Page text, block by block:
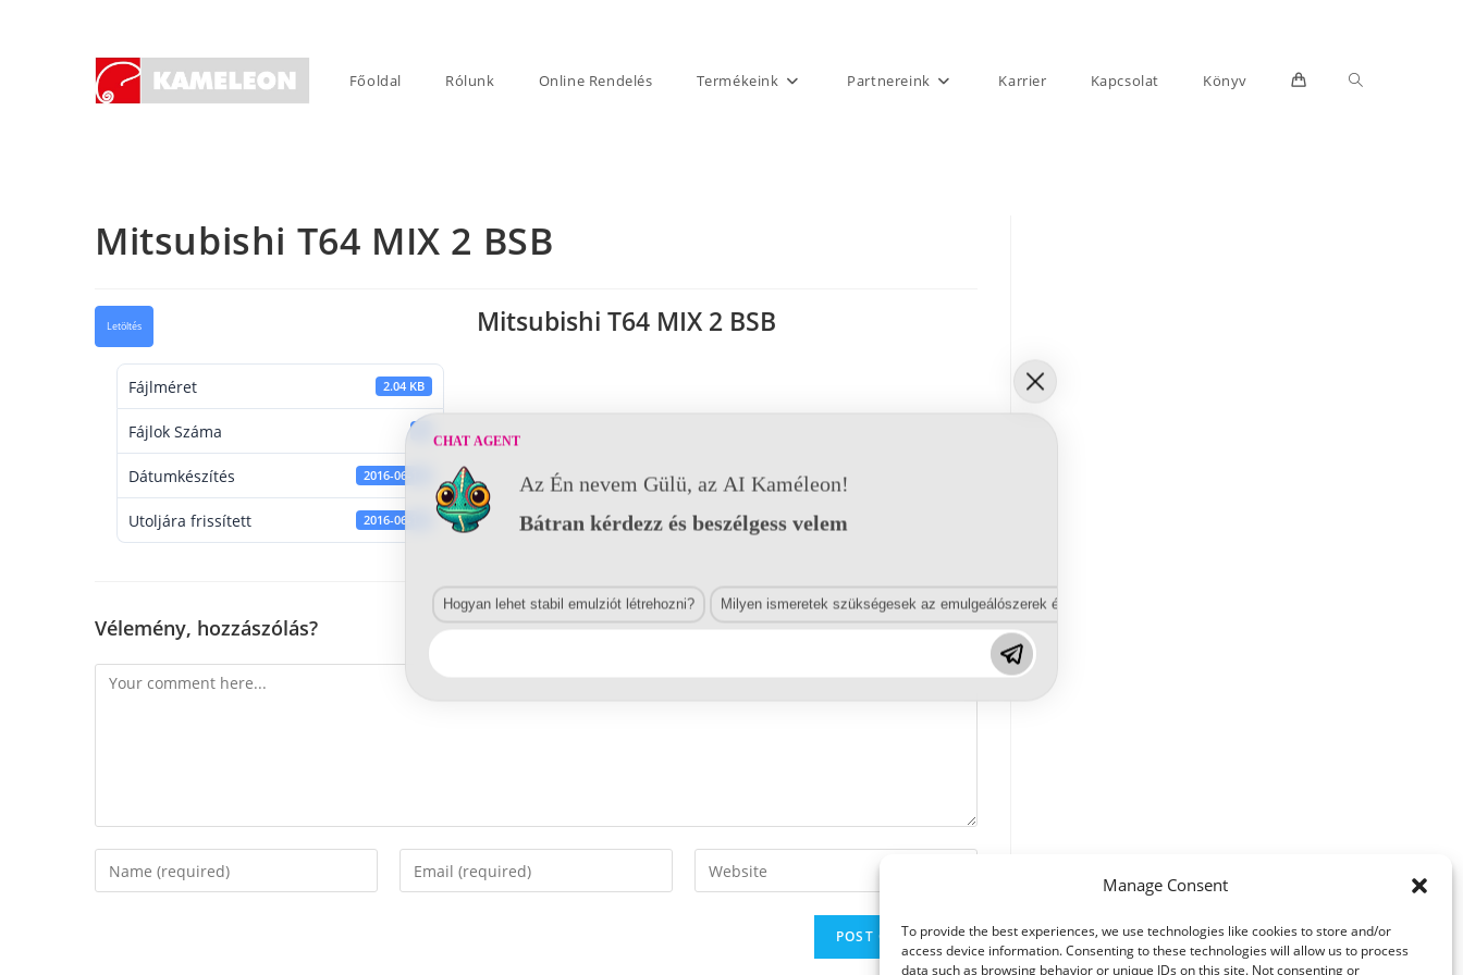
Manage Consent
To provide the best experiences, we use technologies like cookies to store and/or
access device information. Consenting to these technologies will allow us to process
data such as browsing behavior or unique IDs on this site. Not consenting or
Főoldal Rólunk Online Rendelés Termékeink Partnereink Karrier Kapcsolat Könyv Toggle
Mitsubishi T64 MIX 2 BSB
Letöltés
Fájlméret 2.04 KB
Fájlok Száma
Dátumkészítés 2016-06-14
Utoljára frissített 2016-06-14
Mitsubishi T64 MIX 2 BSB
Vélemény, hozzászólás?
Comment
Enter
your
Enter
your
Enter
your
CHAT AGENT
Az Én nevem Gülü, az AI Kaméleon!
Bátran kérdezz és beszélgess velem
Hogyan lehet stabil emulziót létrehozni? Milyen ismeretek szükségesek az emulgeálószerek és diszpergálószerek terén?